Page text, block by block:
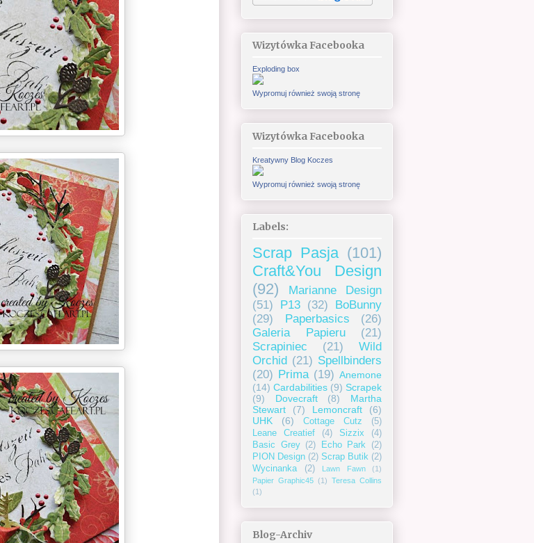
Wizytówka Facebooka
Exploding box
Wypromuj również swoją stronę
Wizytówka Facebooka
Kreatywny Blog Koczes
Wypromuj również swoją stronę
Labels:
Scrap Pasja (101)
Craft&You Design
(92)
Marianne Design
(51)
P13 (32)
BoBunny
(29)
Paperbasics
(26)
Galeria Papieru
(21)
Scrapiniec
(21)
Wild
Orchid (21) Spellbinders
(20) Prima (19) Anemone
(14) Cardabilities (9) Scrapek
(9)
Dovecraft (8)
Martha
Stewart
(7) Lemoncraft
(6)
UHK
(6) Cottage Cutz
(5)
Leane Creatief
(4) Sizzix
(4)
Basic Grey (2) Echo Park
(2)
PION Design (2) Scrap Butik (2)
Wycinanka
(2) Lawn Fawn
(1)
Papier Graphic45 (1) Teresa Collins
(1)
Blog-Archiv